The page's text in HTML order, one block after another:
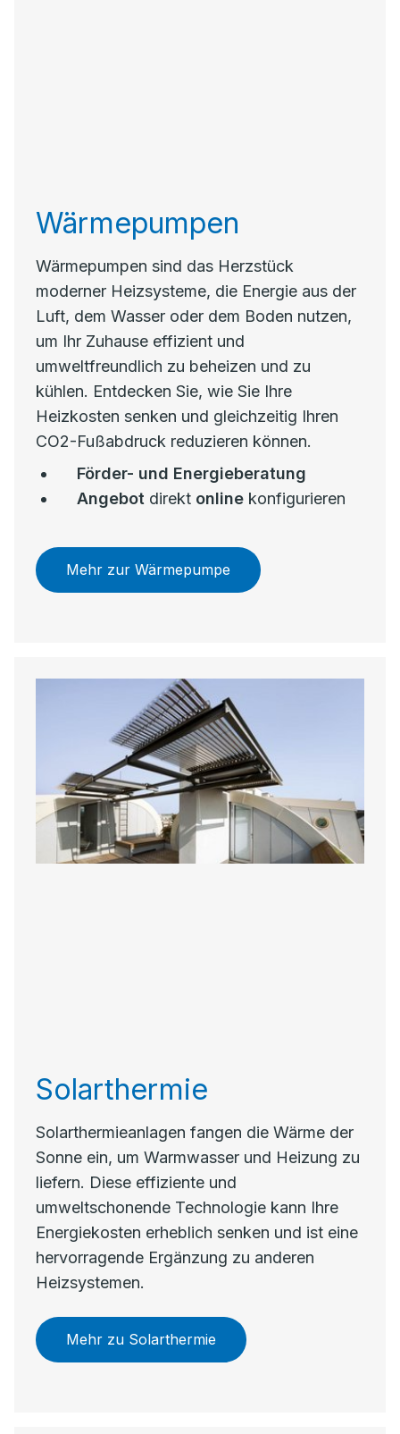
Wärmepumpen
Wärmepumpen sind das Herzstück
moderner Heizsysteme, die Energie aus der
Luft, dem Wasser oder dem Boden nutzen,
um Ihr Zuhause effizient und
umweltfreundlich zu beheizen und zu
kühlen. Entdecken Sie, wie Sie Ihre
Heizkosten senken und gleichzeitig Ihren
CO2-Fußabdruck reduzieren können.
Förder- und Energieberatung
Angebot direkt online konfigurieren
Mehr zur Wärmepumpe
Solarthermie
Solarthermieanlagen fangen die Wärme der
Sonne ein, um Warmwasser und Heizung zu
liefern. Diese effiziente und
umweltschonende Technologie kann Ihre
Energiekosten erheblich senken und ist eine
hervorragende Ergänzung zu anderen
Heizsystemen.
Mehr zu Solarthermie